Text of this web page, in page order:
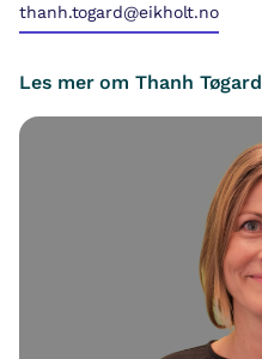
thanh.togard@eikholt.no
Les mer om Thanh Tøgard